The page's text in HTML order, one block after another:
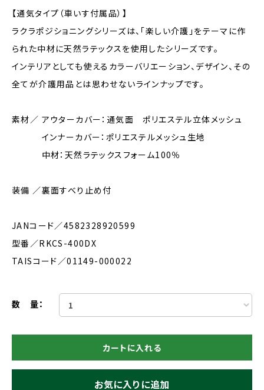
【通気タイプ（車いす付属品）】
ラクラポジショニングシリーズは、「楽しい介護」をテーマに作
られた中材に天然ラテックスを使用したシリーズです。
インテリアとしても使えるカラーバリエーション、デザイン、その
全てが介護用品とは思わせないラインナップです。
素材／ アウターカバー：通気面 ポリエステル立体メッシュ
インナーカバー：ポリエステルメッシュ生地
中材：天然ラテックスフォーム100％
装備 ／裏面すべり止め付
JANコード／4582328920599
型番／RKCS-400DX
TAISコード／01149-000022
数 量：
カートに入れる
お気に入りに追加